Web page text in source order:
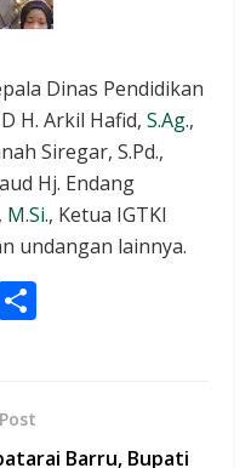
Dinas Pendidikan
H. Arkil Hafid, S.Ag.,
Siregar, S.Pd.,
Hj. Endang
M.Si., Ketua IGTKI
undangan lainnya.
Barru, Bupati